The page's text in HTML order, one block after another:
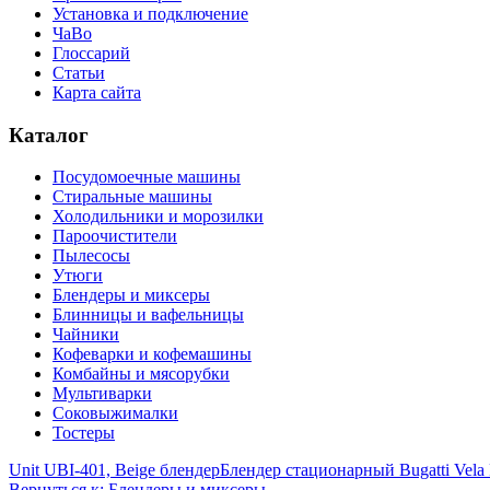
Установка и подключение
ЧаВо
Глоссарий
Статьи
Карта сайта
Каталог
Посудомоечные машины
Стиральные машины
Холодильники и морозилки
Пароочистители
Пылесосы
Утюги
Блендеры и миксеры
Блинницы и вафельницы
Чайники
Кофеварки и кофемашины
Комбайны и мясорубки
Мультиварки
Соковыжималки
Тостеры
Unit UBI-401, Beige блендерБлендер стационарный Bugatti Vela